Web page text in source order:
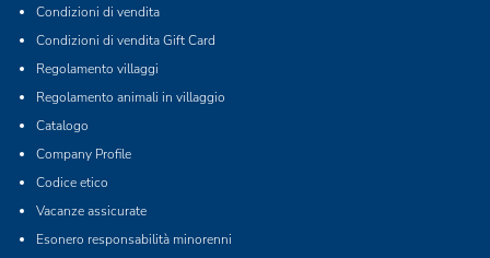
Condizioni di vendita
Condizioni di vendita Gift Card
Regolamento villaggi
Regolamento animali in villaggio
Catalogo
Company Profile
Codice etico
Vacanze assicurate
Esonero responsabilità minorenni